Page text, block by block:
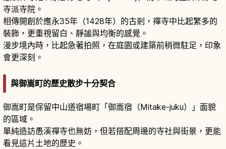
寺派寺院。
相傳開創於應永35年（1428年）的古剎，禪寺中比起繁多的
裝飾，更重視留白、靜謐與均衡的感覺。
漫步境內時，比起急著拍照，在庭園或建築前稍微駐足，印象
會更深刻。
與御嵩町的歷史散步十分契合
御嵩町是保留中山道宿場町「御嵩宿（Mitake-juku）」面貌
的區域。
單純造訪愚溪禪寺也無妨，但若搭配周邊的寺社與街景，更能
看見這片土地的歷史。